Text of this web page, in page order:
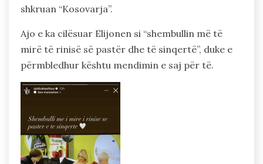
shkruan “Kosovarja”.
Ajo e ka cilësuar Elijonen si “shembullin më të
mirë të rinisë së pastër dhe të sinqertë”, duke e
përmbledhur kështu mendimin e saj për të.